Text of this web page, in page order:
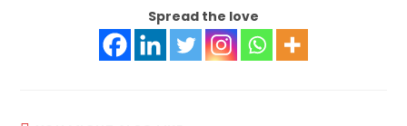
Spread the love